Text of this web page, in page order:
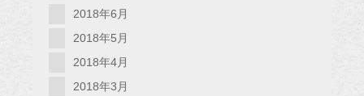
2018年6月
2018年5月
2018年4月
2018年3月